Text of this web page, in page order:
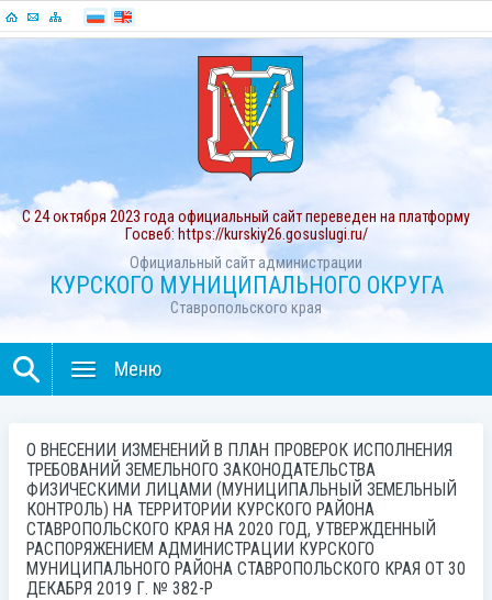
С 24 октября 2023 года официальный сайт переведен на платформу
Госвеб: https://kurskiy26.gosuslugi.ru/
Официальный сайт администрации
КУРСКОГО МУНИЦИПАЛЬНОГО ОКРУГА
Ставропольского края
Меню
О ВНЕСЕНИИ ИЗМЕНЕНИЙ В ПЛАН ПРОВЕРОК ИСПОЛНЕНИЯ
ТРЕБОВАНИЙ ЗЕМЕЛЬНОГО ЗАКОНОДАТЕЛЬСТВА
ФИЗИЧЕСКИМИ ЛИЦАМИ (МУНИЦИПАЛЬНЫЙ ЗЕМЕЛЬНЫЙ
КОНТРОЛЬ) НА ТЕРРИТОРИИ КУРСКОГО РАЙОНА
СТАВРОПОЛЬСКОГО КРАЯ НА 2020 ГОД, УТВЕРЖДЕННЫЙ
РАСПОРЯЖЕНИЕМ АДМИНИСТРАЦИИ КУРСКОГО
МУНИЦИПАЛЬНОГО РАЙОНА СТАВРОПОЛЬСКОГО КРАЯ ОТ 30
ДЕКАБРЯ 2019 Г. № 382-Р